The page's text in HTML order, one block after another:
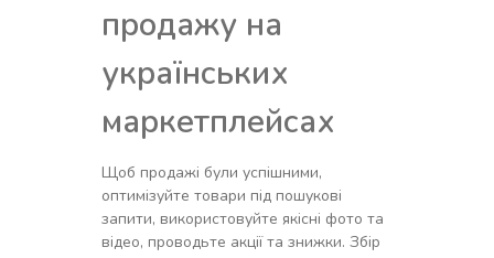
продажу на
українських
маркетплейсах
Щоб продажі були успішними,
оптимізуйте товари під пошукові
запити, використовуйте якісні фото та
відео, проводьте акції та знижки. Збір